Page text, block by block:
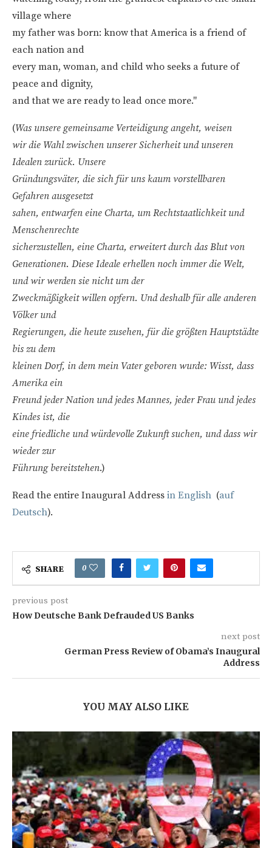
village where
my father was born: know that America is a friend of
each nation and
every man, woman, and child who seeks a future of
peace and dignity,
and that we are ready to lead once more."
(Was unsere gemeinsame Verteidigung angeht, weisen
wir die Wahl zwischen unserer Sicherheit und unseren
Idealen zurück. Unsere
Gründungsväter, die sich für uns kaum vorstellbaren
Gefahren ausgesetzt
sahen, entwarfen eine Charta, um Rechtstaatlichkeit und
Menschenrechte
sicherzustellen, eine Charta, erweitert durch das Blut von
Generationen. Diese Ideale erhellen noch immer die Welt,
und wir werden sie nicht um der
Zweckmäßigkeit willen opfern. Und deshalb für alle anderen
Völker und
Regierungen, die heute zusehen, für die größten Hauptstädte
bis zu dem
kleinen Dorf, in dem mein Vater geboren wurde: Wisst, dass
Amerika ein
Freund jeder Nation und jedes Mannes, jeder Frau und jedes
Kindes ist, die
eine friedliche und würdevolle Zukunft suchen, und dass wir
wieder zur
Führung bereitstehen.)
Read the entire Inaugural Address in English (auf
Deutsch).
SHARE 0
previous post
How Deutsche Bank Defrauded US Banks
next post
German Press Review of Obama’s Inaugural
Address
YOU MAY ALSO LIKE